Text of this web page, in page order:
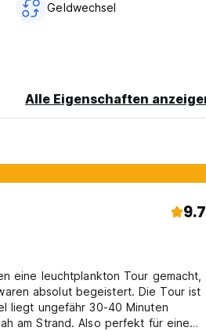
Geldwechsel
Alle Eigenschaften
9.7
eine leuchtplankton Tour gemacht,
absolut begeistert. Die Tour ist
liegt ungefähr 30-40 Minuten
am Strand. Also perfekt für eine